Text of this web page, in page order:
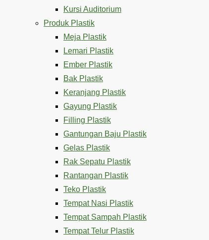
Kursi Auditorium
Produk Plastik
Meja Plastik
Lemari Plastik
Ember Plastik
Bak Plastik
Keranjang Plastik
Gayung Plastik
Filling Plastik
Gantungan Baju Plastik
Gelas Plastik
Rak Sepatu Plastik
Rantangan Plastik
Teko Plastik
Tempat Nasi Plastik
Tempat Sampah Plastik
Tempat Telur Plastik